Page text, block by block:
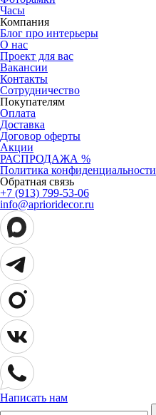
Часы
Компания
Блог про интерьеры
О нас
Проект для вас
Вакансии
Контакты
Сотрудничество
Покупателям
Оплата
Доставка
Договор оферты
Акции
РАСПРОДАЖА %
Политика конфиденциальности
Обратная связь
+7 (913) 799-53-06
info@aprioridecor.ru
Написать нам
Поиск: